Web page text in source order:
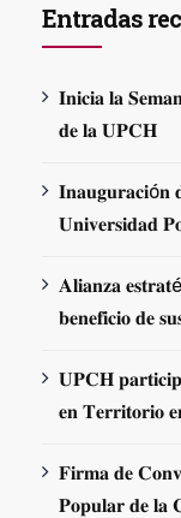
Entradas
𝐈𝐧𝐢𝐜𝐢𝐚 𝐥𝐚
𝐝𝐞 𝐥𝐚 𝐔𝐏𝐂𝐇
𝐈𝐧𝐚𝐮𝐠𝐮𝐫𝐚𝐜𝐢ó𝐧
𝐔𝐧𝐢𝐯𝐞𝐫𝐬𝐢𝐝𝐚𝐝
𝐀𝐥𝐢𝐚𝐧𝐳𝐚
𝐛𝐞𝐧𝐞𝐟𝐢𝐜𝐢𝐨 𝐝𝐞
𝐔𝐏𝐂𝐇
𝐞𝐧
𝐅𝐢𝐫𝐦𝐚 𝐝𝐞
𝐏𝐨𝐩𝐮𝐥𝐚𝐫 𝐝𝐞 𝐥𝐚